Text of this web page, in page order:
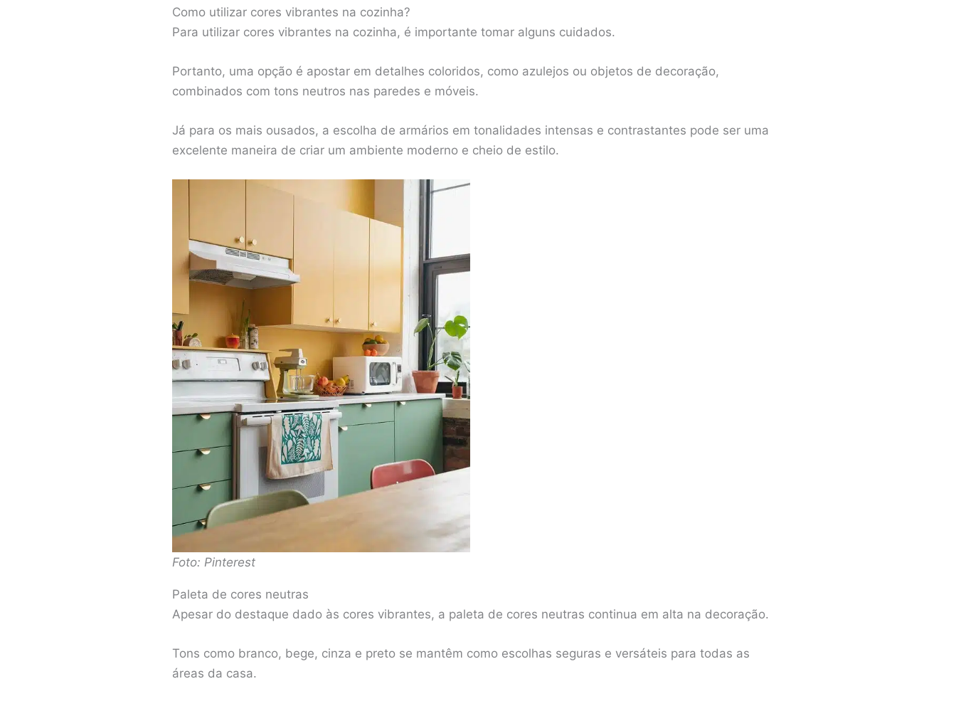
Como utilizar cores vibrantes na cozinha?
Para utilizar cores vibrantes na cozinha, é importante tomar alguns cuidados.
Portanto, uma opção é apostar em detalhes coloridos, como azulejos ou objetos de decoração,
combinados com tons neutros nas paredes e móveis.
Já para os mais ousados, a escolha de armários em tonalidades intensas e contrastantes pode ser uma
excelente maneira de criar um ambiente moderno e cheio de estilo.
Foto: Pinterest
Paleta de cores neutras
Apesar do destaque dado às cores vibrantes, a paleta de cores neutras continua em alta na decoração.
Tons como branco, bege, cinza e preto se mantêm como escolhas seguras e versáteis para todas as
áreas da casa.